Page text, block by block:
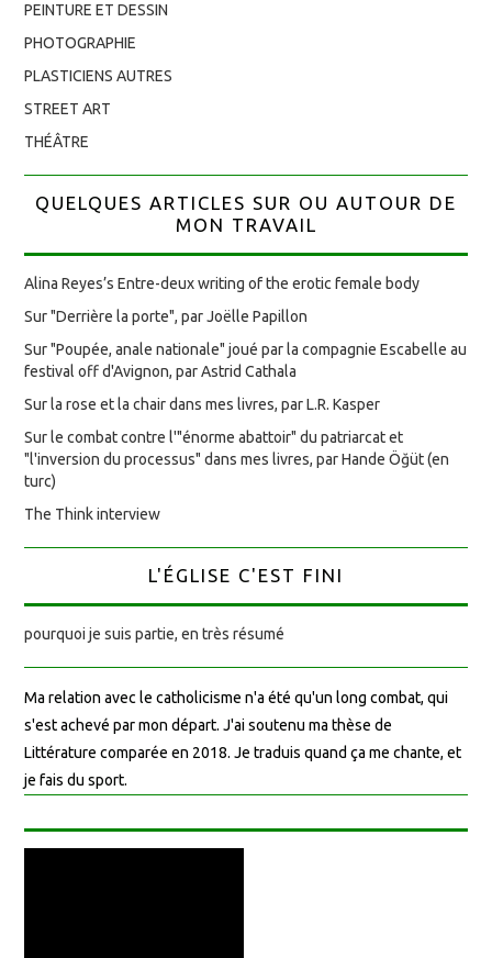
PEINTURE ET DESSIN
PHOTOGRAPHIE
PLASTICIENS AUTRES
STREET ART
THÉÂTRE
QUELQUES ARTICLES SUR OU AUTOUR DE
MON TRAVAIL
Alina Reyes’s Entre-deux writing of the erotic female body
Sur "Derrière la porte", par Joëlle Papillon
Sur "Poupée, anale nationale" joué par la compagnie Escabelle au
festival off d'Avignon, par Astrid Cathala
Sur la rose et la chair dans mes livres, par L.R. Kasper
Sur le combat contre l'"énorme abattoir" du patriarcat et
"l'inversion du processus" dans mes livres, par Hande Öğüt (en
turc)
The Think interview
L'ÉGLISE C'EST FINI
pourquoi je suis partie, en très résumé
Ma relation avec le catholicisme n'a été qu'un long combat, qui
s'est achevé par mon départ. J'ai soutenu ma thèse de
Littérature comparée en 2018. Je traduis quand ça me chante, et
je fais du sport.